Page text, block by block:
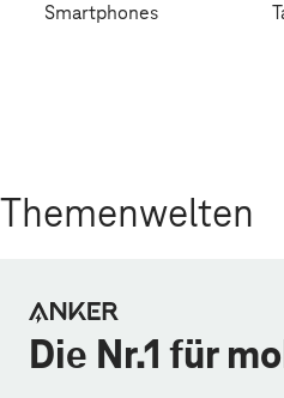
Smartphones
Themenwelten
Die Nr.1 für